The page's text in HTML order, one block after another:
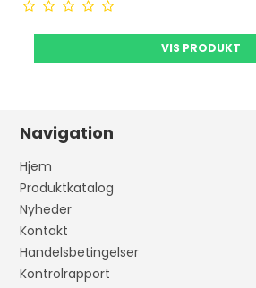
VIS PRODUKT
Navigation
Hjem
Produktkatalog
Nyheder
Kontakt
Handelsbetingelser
Kontrolrapport